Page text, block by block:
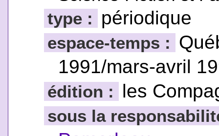
type : périodique
espace-temps :
1991/mars-avril
édition : les
sous la